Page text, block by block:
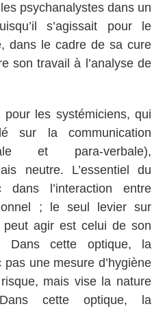
psychanalystes dans un
s’agissait pour le
dans le cadre de sa cure
son travail à l’analyse de
les systémiciens, qui
sur la communication
et para-verbale),
neutre. L’essentiel du
l’interaction entre
; le seul levier sur
peut agir est celui de son
Dans cette optique, la
pas une mesure d’hygiène
mais vise la nature
cette optique, la